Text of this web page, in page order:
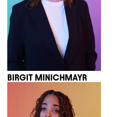
BIRGIT MINICHMAYR